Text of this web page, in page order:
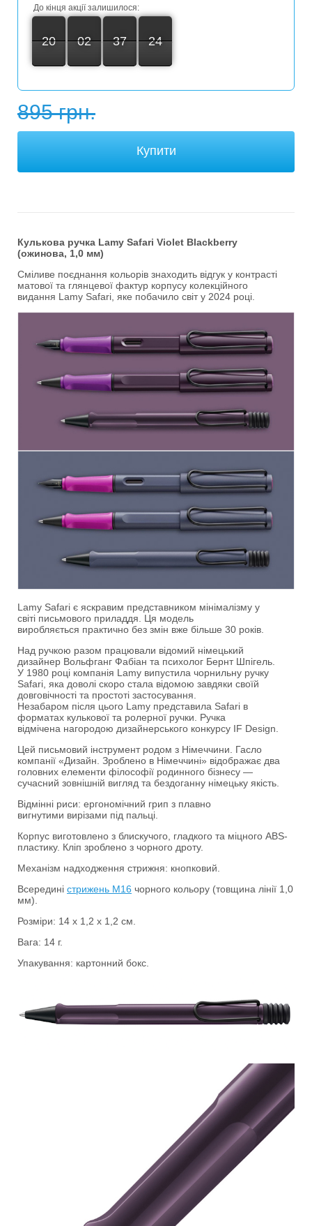
До кінця акції залишилося:
20
20
00 02
02
00 37
37
00 24
23
24
895 грн.
Кулькова ручка Lamy Safari Violet Blackberry
(ожинова, 1,0 мм)
Сміливе поєднання кольорів знаходить відгук у контрасті
матової та глянцевої фактур корпусу колекційного
видання Lamy Safari, яке побачило світ у 2024 році.
Lamy Safari є яскравим представником мінімалізму у
світі письмового приладдя. Ця модель
виробляється практично без змін вже більше 30 років.
Над ручкою разом працювали відомий німецький
дизайнер Вольфганг Фабіан та психолог Бернт Шпігель.
У 1980 році компанія Lamy випустила чорнильну ручку
Safari, яка доволі скоро стала відомою завдяки своїй
довговічності та простоті застосування.
Незабаром після цього Lamy представила Safari в
форматах кулькової та ролерної ручки. Ручка
відмічена нагородою дизайнерського конкурсу IF Design.
Цей письмовий інструмент родом з Німеччини. Гасло
компанії «Дизайн. Зроблено в Німеччині» відображає два
головних елементи філософії родинного бізнесу —
сучасний зовнішній вигляд та бездоганну німецьку якість.
Відмінні риси: ергономічний грип з плавно
вигнутими вирізами під пальці.
Корпус виготовлено з блискучого, гладкого та міцного ABS-
пластику. Кліп зроблено з чорного дроту.
Механізм надходження стрижня: кнопковий.
Всередині стрижень M16 чорного кольору (товщина лінії 1,0
мм).
Розміри: 14 х 1,2 х 1,2 см.
Вага: 14 г.
Упакування: картонний бокс.